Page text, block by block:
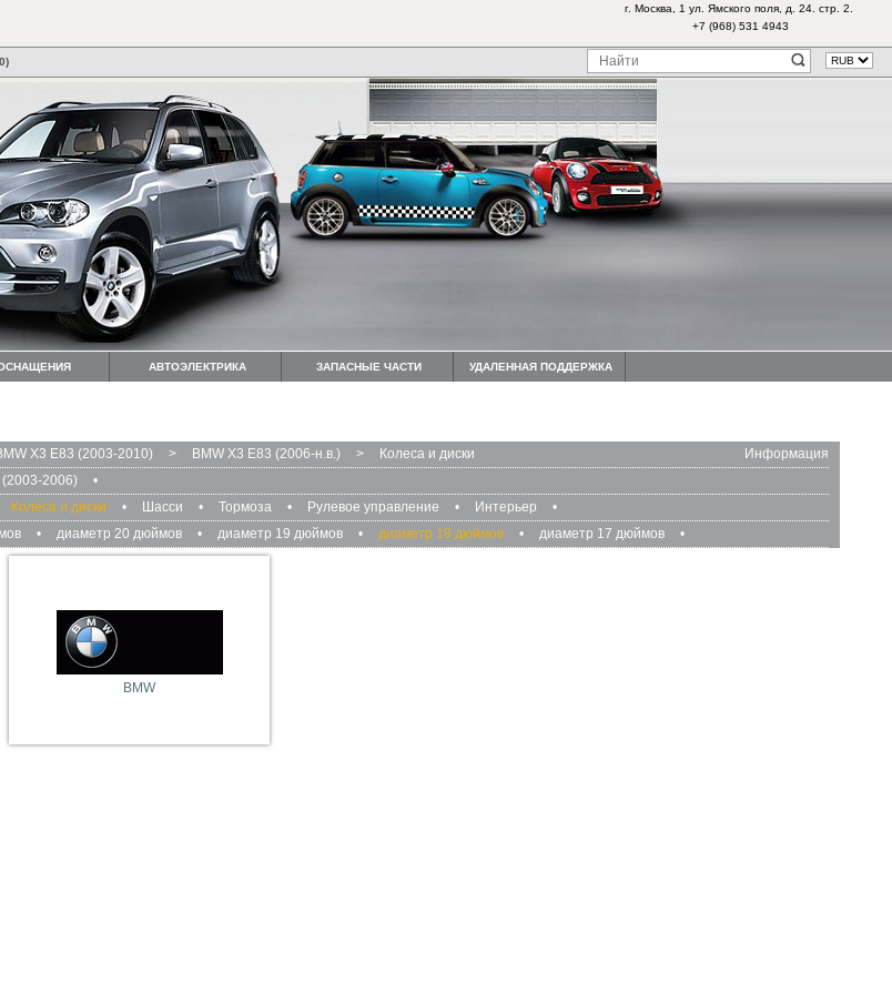
г. Москва, 1 ул. Ямского поля, д. 24. стр. 2.
+7 (968) 531 4943
АВТОЭЛЕКТРИКА ЗАПАСНЫЕ ЧАСТИ УДАЛЕННАЯ ПОДДЕРЖКА
Информация
X3 E83 (2003-2010) > BMW X3 E83 (2006-н.в.) >
Колеса и диски
(2003-2006)
•
Колеса и диски • Шасси • Тормоза • Рулевое управление • Интерьер
•
• диаметр 20 дюймов • диаметр 19 дюймов • диаметр 18 дюймов • диаметр 17 дюймов •
BMW